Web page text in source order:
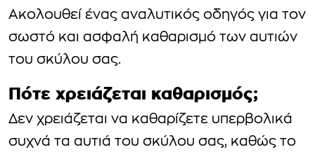
Ακολουθεί ένας αναλυτικός οδηγός για τον
σωστό και ασφαλή καθαρισμό των αυτιών
του σκύλου σας.
Πότε χρειάζεται καθαρισμός;
Δεν χρειάζεται να καθαρίζετε υπερβολικά
συχνά τα αυτιά του σκύλου σας, καθώς το